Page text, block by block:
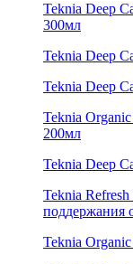
Teknia Deep
300мл
Teknia Deep
Teknia Deep
Teknia
200мл
Teknia Deep
Teknia
поддержания
Teknia